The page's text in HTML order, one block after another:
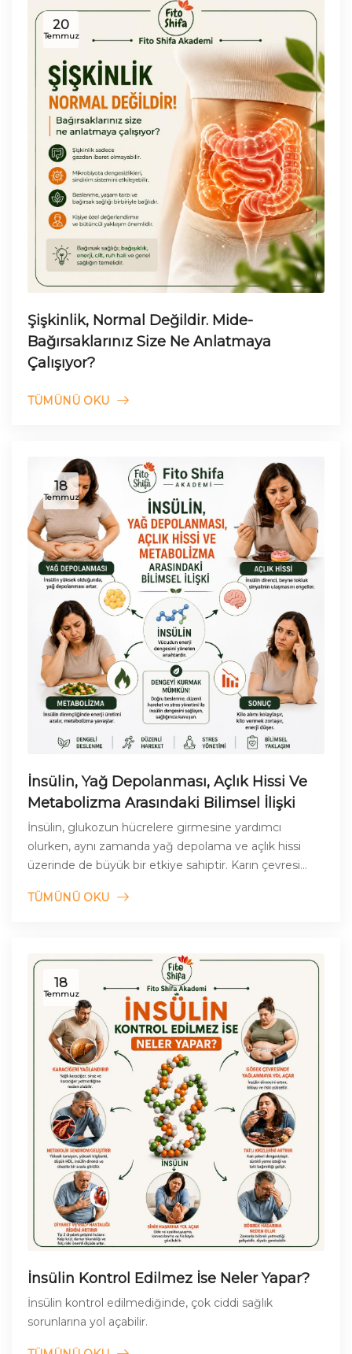
20
Temmuz
Şişkinlik, Normal Değildir. Mide-
Bağırsaklarınız Size Ne Anlatmaya
Çalışıyor?
TÜMÜNÜ OKU
18
Temmuz
İnsülin, Yağ Depolanması, Açlık Hissi Ve
Metabolizma Arasındaki Bilimsel İlişki
İnsülin, glukozun hücrelere girmesine yardımcı
olurken, aynı zamanda yağ depolama ve açlık hissi
üzerinde de büyük bir etkiye sahiptir. Karın çevresi
TÜMÜNÜ OKU
18
Temmuz
İnsülin Kontrol Edilmez İse Neler Yapar?
İnsülin kontrol edilmediğinde, çok ciddi sağlık
sorunlarına yol açabilir.